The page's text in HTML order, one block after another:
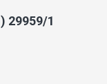
29959/1